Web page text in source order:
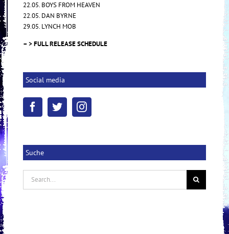
22.05. BOYS FROM HEAVEN
22.05. DAN BYRNE
29.05. LYNCH MOB
– > FULL RELEASE SCHEDULE
Social media
Suche